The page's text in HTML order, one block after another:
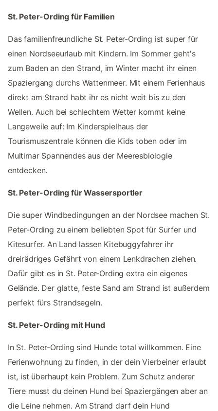
St. Peter-Ording für Familien
Das familienfreundliche St. Peter-Ording ist super für
einen Nordseeurlaub mit Kindern. Im Sommer geht's
zum Baden an den Strand, im Winter macht ihr einen
Spaziergang durchs Wattenmeer. Mit einem Ferienhaus
direkt am Strand habt ihr es nicht weit bis zu den
Wellen. Auch bei schlechtem Wetter kommt keine
Langeweile auf: Im Kinderspielhaus der
Tourismuszentrale können die Kids toben oder im
Multimar Spannendes aus der Meeresbiologie
entdecken.
St. Peter-Ording für Wassersportler
Die super Windbedingungen an der Nordsee machen St.
Peter-Ording zu einem beliebten Spot für Surfer und
Kitesurfer. An Land lassen Kitebuggyfahrer ihr
dreirädriges Gefährt von einem Lenkdrachen ziehen.
Dafür gibt es in St. Peter-Ording extra ein eigenes
Gelände. Der glatte, feste Sand am Strand ist außerdem
perfekt fürs Strandsegeln.
St. Peter-Ording mit Hund
In St. Peter-Ording sind Hunde total willkommen. Eine
Ferienwohnung zu finden, in der dein Vierbeiner erlaubt
ist, ist überhaupt kein Problem. Zum Schutz anderer
Tiere musst du deinen Hund bei Spaziergängen aber an
die Leine nehmen. Am Strand darf dein Hund